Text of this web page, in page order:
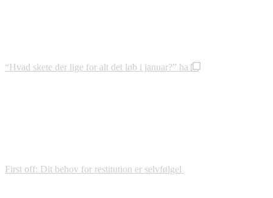
“Hvad skete der lige for alt det løb i januar?” ha
First off: Dit behov for restitution er selvfølgel